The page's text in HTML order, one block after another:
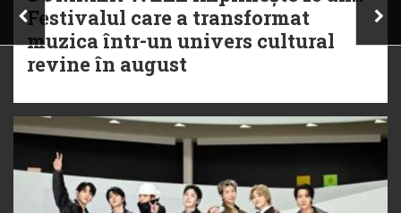
Festivalul care a transformat
muzica într-un univers cultural
revine în august